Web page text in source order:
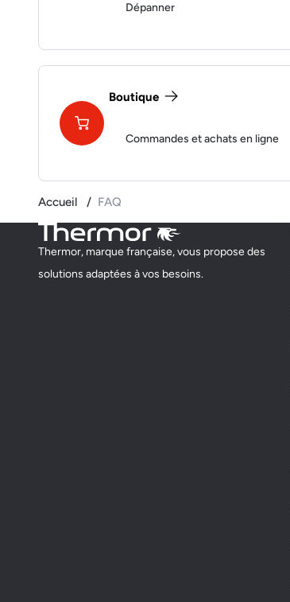
Dépanner
Boutique
Commandes et achats en ligne
Accueil FAQ
Thermor, marque française, vous propose des
solutions adaptées à vos besoins.